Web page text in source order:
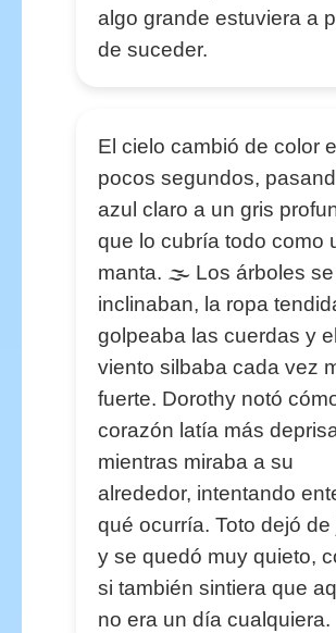
algo grande estuviera a
de suceder.
El cielo cambió de color
pocos segundos,
azul claro a un gris
que lo cubría todo como
manta. 🌫️ Los árboles se
inclinaban, la ropa
golpeaba las cuerdas y el
viento silbaba cada vez
fuerte. Dorothy notó
corazón latía más
mientras miraba a su
alrededor, intentando
qué ocurría. Toto dejó de
y se quedó muy quieto,
si también sintiera que
no era un día cualquiera.